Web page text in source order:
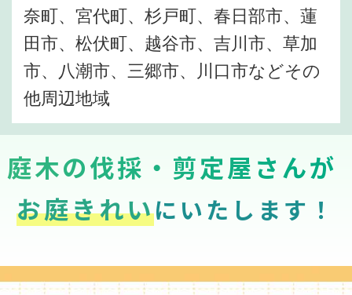
奈町、宮代町、杉戸町、春日部市、蓮
田市、松伏町、越谷市、吉川市、草加
市、八潮市、三郷市、川口市などその
他周辺地域
庭木の伐採・剪定屋さんが
お庭きれいにいたします！